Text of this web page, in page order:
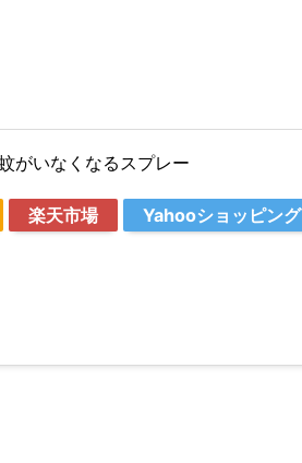
がいなくなるスプレー
楽天市場 Yahooショッピング